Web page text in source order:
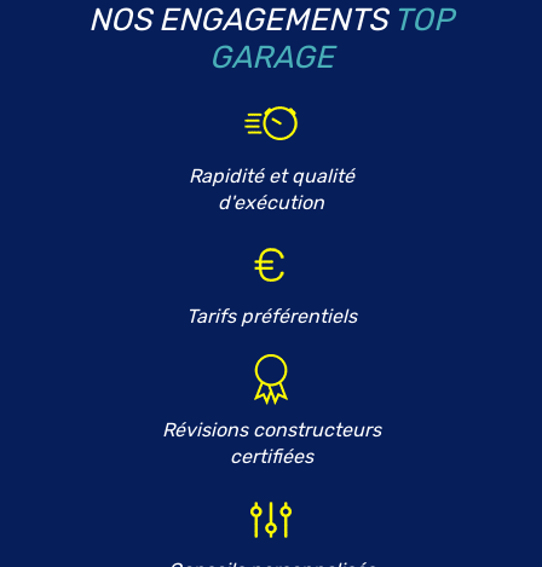
NOS ENGAGEMENTS TOP
GARAGE
Rapidité et qualité
d'exécution
Tarifs préférentiels
Révisions constructeurs
certifiées